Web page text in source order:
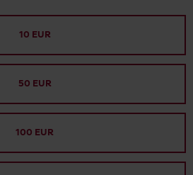
10 EUR
50 EUR
100 EUR